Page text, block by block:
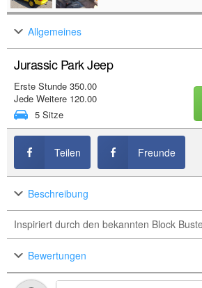
Allgemeines
Jurassic Park Jeep
Erste Stunde 350.00
Jede Weitere 120.00
5 Sitze
Teilen Freunde
Beschreibung
Inspiriert durch den bekannten Block
Bewertungen